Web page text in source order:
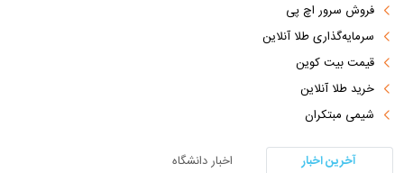
فروش سرور اچ پی
سرمایه‌گذاری طلا آنلاین
قیمت بیت کوین
خرید طلا آنلاین
شیمی مبتکران
آخرین اخبار
اخبار دانشگاه